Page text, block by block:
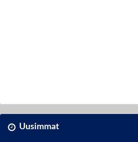
Uusimmat